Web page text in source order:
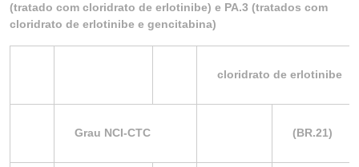
(tratado com cloridrato de erlotinibe) e PA.3 (tratados com
cloridrato de erlotinibe e gencitabina)
cloridrato de erlotinibe
Grau NCI-CTC (BR.21)